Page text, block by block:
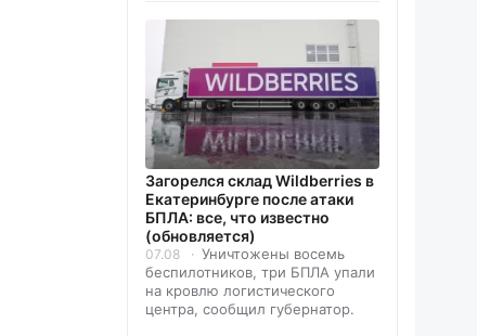
Загорелся склад Wildberries в
Екатеринбурге после атаки
БПЛА: все, что известно
(обновляется)
07.08
Уничтожены восемь
беспилотников, три БПЛА упали
на кровлю логистического
центра, сообщил губернатор.